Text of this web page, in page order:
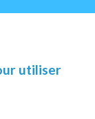
utiliser